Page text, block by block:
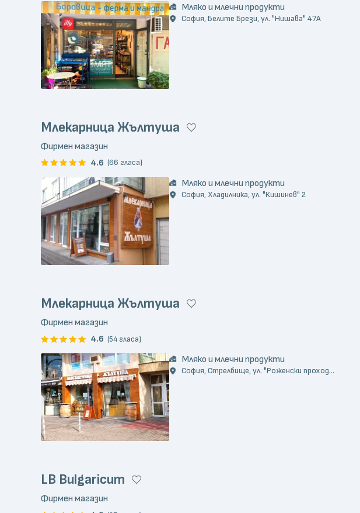
Мляко и млечни продукти
София, Белите Брези, ул. "Нишава" 47А
Млекарница Жълтуша
Фирмен магазин
4.6 (66 гласа)
Мляко и млечни продукти
София, Хладилника, ул. "Кишинев" 2
Млекарница Жълтуша
Фирмен магазин
4.6 (54 гласа)
Мляко и млечни продукти
София, Стрелбище, ул. "Роженски проход...
LB Bulgaricum
Фирмен магазин